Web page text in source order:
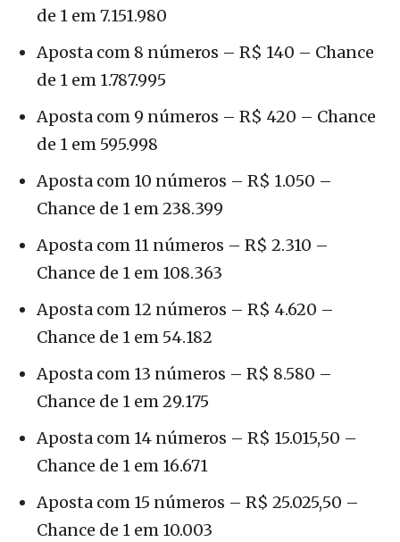
de 1 em 7.151.980
Aposta com 8 números – R$ 140 – Chance
de 1 em 1.787.995
Aposta com 9 números – R$ 420 – Chance
de 1 em 595.998
Aposta com 10 números – R$ 1.050 –
Chance de 1 em 238.399
Aposta com 11 números – R$ 2.310 –
Chance de 1 em 108.363
Aposta com 12 números – R$ 4.620 –
Chance de 1 em 54.182
Aposta com 13 números – R$ 8.580 –
Chance de 1 em 29.175
Aposta com 14 números – R$ 15.015,50 –
Chance de 1 em 16.671
Aposta com 15 números – R$ 25.025,50 –
Chance de 1 em 10.003